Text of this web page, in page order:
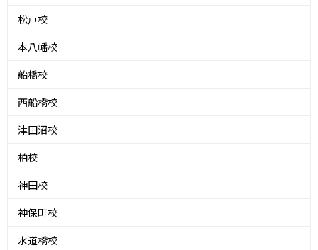
松戸校
本八幡校
船橋校
西船橋校
津田沼校
柏校
神田校
神保町校
水道橋校